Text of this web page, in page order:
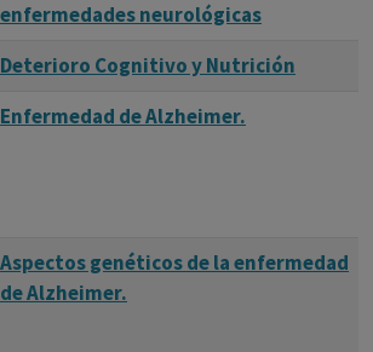
enfermedades neurológicas
Deterioro Cognitivo y Nutrición
Enfermedad de Alzheimer.
Aspectos genéticos de la enfermedad
de Alzheimer.